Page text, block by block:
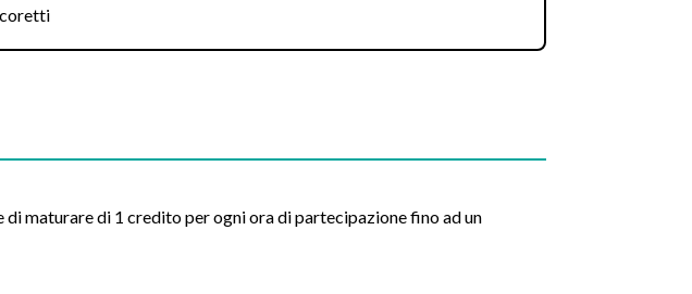
maturare di 1 credito per ogni ora di partecipazione fino ad un